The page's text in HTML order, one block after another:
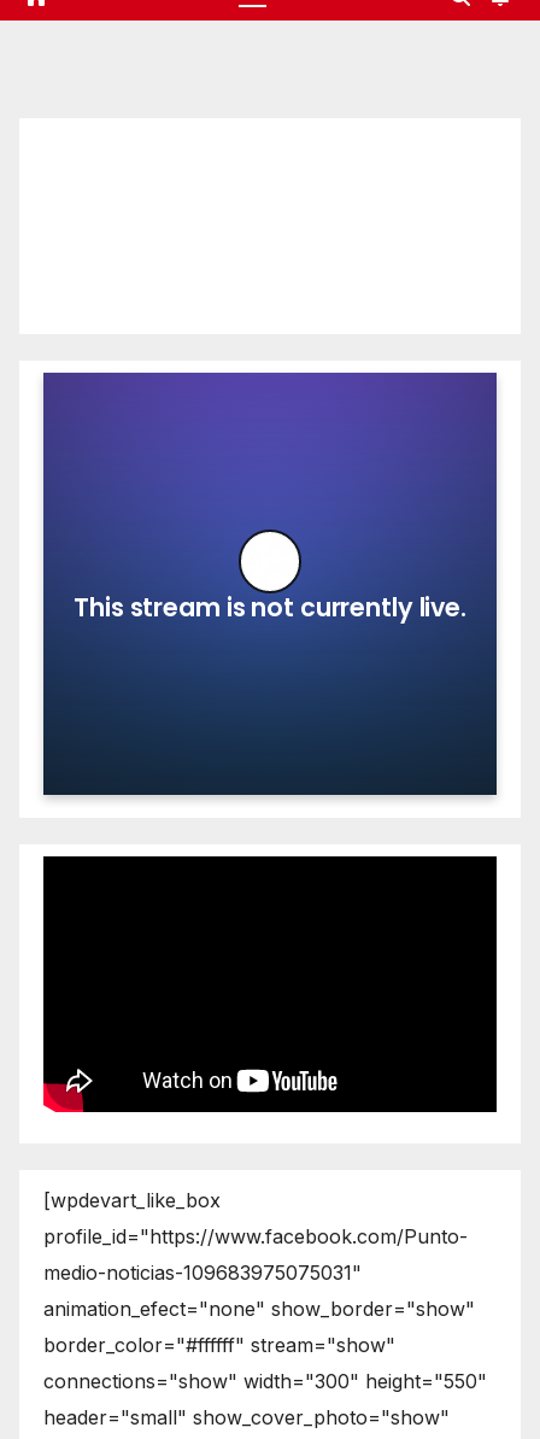
[wpdevart_like_box
profile_id="https://www.facebook.com/Punto-
medio-noticias-109683975075031"
animation_efect="none" show_border="show"
border_color="#ffffff" stream="show"
connections="show" width="300" height="550"
header="small" show_cover_photo="show"